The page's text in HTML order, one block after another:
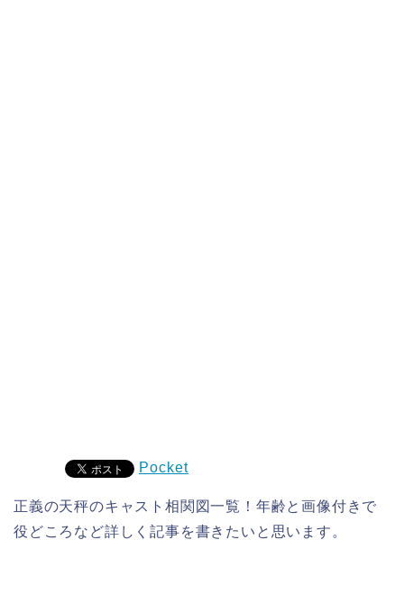
Pocket
正義の天秤のキャスト相関図一覧！年齢と画像付きで
役どころなど詳しく記事を書きたいと思います。